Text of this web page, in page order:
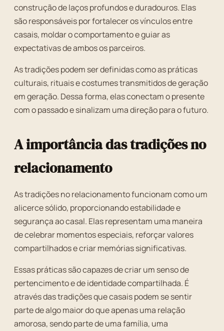
construção de laços profundos e duradouros. Elas
são responsáveis por fortalecer os vínculos entre
casais, moldar o comportamento e guiar as
expectativas de ambos os parceiros.
As tradições podem ser definidas como as práticas
culturais, rituais e costumes transmitidos de geração
em geração. Dessa forma, elas conectam o presente
com o passado e sinalizam uma direção para o futuro.
A importância das tradições no
relacionamento
As tradições no relacionamento funcionam como um
alicerce sólido, proporcionando estabilidade e
segurança ao casal. Elas representam uma maneira
de celebrar momentos especiais, reforçar valores
compartilhados e criar memórias significativas.
Essas práticas são capazes de criar um senso de
pertencimento e de identidade compartilhada. É
através das tradições que casais podem se sentir
parte de algo maior do que apenas uma relação
amorosa, sendo parte de uma família, uma